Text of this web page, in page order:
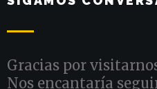
Gracias por
Nos encantaría